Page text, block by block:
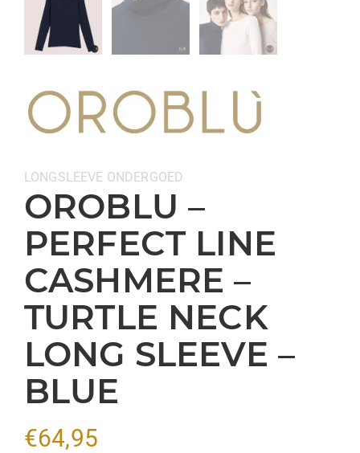
Categorieën:
LONGSLEEVE ONDERGOED
OROBLU –
PERFECT LINE
CASHMERE –
TURTLE NECK
LONG SLEEVE –
BLUE
€64,95